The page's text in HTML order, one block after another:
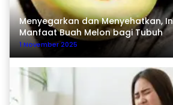
Menyegarkan dan Menyehatkan,
Manfaat Buah Melon bagi Tubuh
1 November 2025